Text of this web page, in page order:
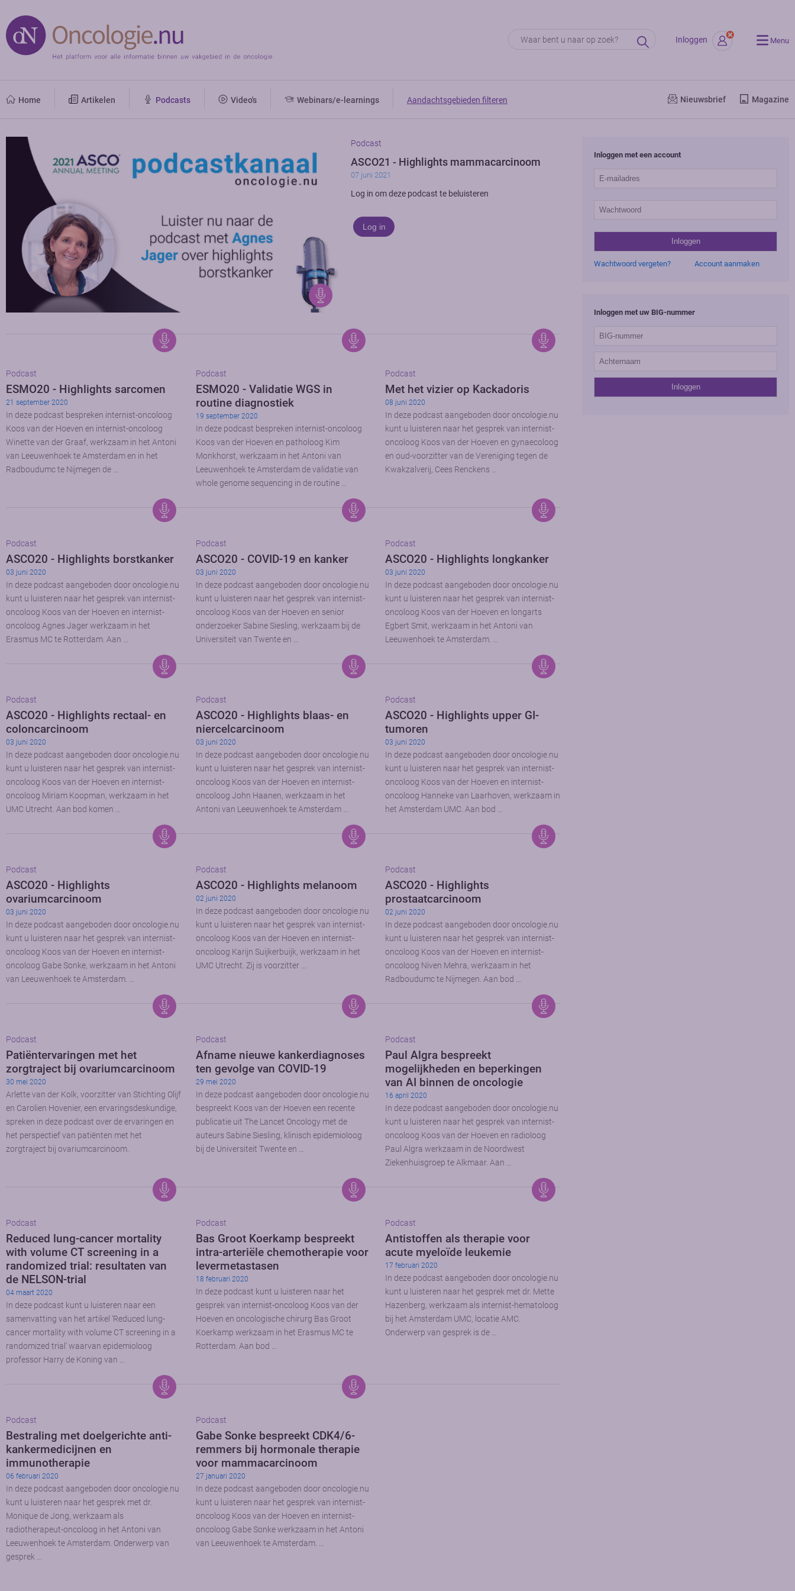
Inloggen Menu
Home Artikelen Podcasts Video's Webinars/e-learnings Aandachtsgebieden filteren Nieuwsbrief Magazine
Podcast
ASCO21 - Highlights mammacarcinoom
07 juni 2021
Log in om deze podcast te beluisteren
Log in
Podcast
ESMO20 - Highlights sarcomen
21 september 2020
In deze podcast bespreken internist-oncoloog
Koos van der Hoeven en internist-oncoloog
Winette van der Graaf, werkzaam in het Antoni
van Leeuwenhoek te Amsterdam en in het
Radboudumc te Nijmegen de …
Podcast
ESMO20 - Validatie WGS in
routine diagnostiek
19 september 2020
In deze podcast bespreken internist-oncoloog
Koos van der Hoeven en patholoog Kim
Monkhorst, werkzaam in het Antoni van
Leeuwenhoek te Amsterdam de validatie van
whole genome sequencing in de routine …
Podcast
Met het vizier op Kackadoris
08 juni 2020
In deze podcast aangeboden door oncologie.nu
kunt u luisteren naar het gesprek van internist-
oncoloog Koos van der Hoeven en gynaecoloog
en oud-voorzitter van de Vereniging tegen de
Kwakzalverij, Cees Renckens …
Podcast
ASCO20 - Highlights borstkanker
03 juni 2020
In deze podcast aangeboden door oncologie.nu
kunt u luisteren naar het gesprek van internist-
oncoloog Koos van der Hoeven en internist-
oncoloog Agnes Jager werkzaam in het
Erasmus MC te Rotterdam. Aan …
Podcast
ASCO20 - COVID-19 en kanker
03 juni 2020
In deze podcast aangeboden door oncologie.nu
kunt u luisteren naar het gesprek van internist-
oncoloog Koos van der Hoeven en senior
onderzoeker Sabine Siesling, werkzaam bij de
Universiteit van Twente en …
Podcast
ASCO20 - Highlights longkanker
03 juni 2020
In deze podcast aangeboden door oncologie.nu
kunt u luisteren naar het gesprek van internist-
oncoloog Koos van der Hoeven en longarts
Egbert Smit, werkzaam in het Antoni van
Leeuwenhoek te Amsterdam. …
Podcast
ASCO20 - Highlights rectaal- en
coloncarcinoom
03 juni 2020
In deze podcast aangeboden door oncologie.nu
kunt u luisteren naar het gesprek van internist-
oncoloog Koos van der Hoeven en internist-
oncoloog Miriam Koopman, werkzaam in het
UMC Utrecht. Aan bod komen …
Podcast
ASCO20 - Highlights blaas- en
niercelcarcinoom
03 juni 2020
In deze podcast aangeboden door oncologie.nu
kunt u luisteren naar het gesprek van internist-
oncoloog Koos van der Hoeven en internist-
oncoloog John Haanen, werkzaam in het
Antoni van Leeuwenhoek te Amsterdam …
Podcast
ASCO20 - Highlights upper GI-
tumoren
03 juni 2020
In deze podcast aangeboden door oncologie.nu
kunt u luisteren naar het gesprek van internist-
oncoloog Koos van der Hoeven en internist-
oncoloog Hanneke van Laarhoven, werkzaam in
het Amsterdam UMC. Aan bod …
Podcast
ASCO20 - Highlights
ovariumcarcinoom
03 juni 2020
In deze podcast aangeboden door oncologie.nu
kunt u luisteren naar het gesprek van internist-
oncoloog Koos van der Hoeven en internist-
oncoloog Gabe Sonke, werkzaam in het Antoni
van Leeuwenhoek te Amsterdam. …
Podcast
ASCO20 - Highlights melanoom
02 juni 2020
In deze podcast aangeboden door oncologie.nu
kunt u luisteren naar het gesprek van internist-
oncoloog Koos van der Hoeven en internist-
oncoloog Karijn Suijkerbuijk, werkzaam in het
UMC Utrecht. Zij is voorzitter …
Podcast
ASCO20 - Highlights
prostaatcarcinoom
02 juni 2020
In deze podcast aangeboden door oncologie.nu
kunt u luisteren naar het gesprek van internist-
oncoloog Koos van der Hoeven en internist-
oncoloog Niven Mehra, werkzaam in het
Radboudumc te Nijmegen. Aan bod …
Podcast
Patiëntervaringen met het
zorgtraject bij ovariumcarcinoom
30 mei 2020
Arlette van der Kolk, voorzitter van Stichting Olijf
en Carolien Hovenier, een ervaringsdeskundige,
spreken in deze podcast over de ervaringen en
het perspectief van patiënten met het
zorgtraject bij ovariumcarcinoom.
Podcast
Afname nieuwe kankerdiagnoses
ten gevolge van COVID-19
29 mei 2020
In deze podcast aangeboden door oncologie.nu
bespreekt Koos van der Hoeven een recente
publicatie uit The Lancet Oncology met de
auteurs Sabine Siesling, klinisch epidemioloog
bij de Universiteit Twente en …
Podcast
Paul Algra bespreekt
mogelijkheden en beperkingen
van AI binnen de oncologie
16 april 2020
In deze podcast aangeboden door oncologie.nu
kunt u luisteren naar het gesprek van internist-
oncoloog Koos van der Hoeven en radioloog
Paul Algra werkzaam in de Noordwest
Ziekenhuisgroep te Alkmaar. Aan …
Podcast
Reduced lung-cancer mortality
with volume CT screening in a
randomized trial: resultaten van
de NELSON-trial
04 maart 2020
In deze podcast kunt u luisteren naar een
samenvatting van het artikel ‘Reduced lung-
cancer mortality with volume CT screening in a
randomized trial’ waarvan epidemioloog
professor Harry de Koning van …
Podcast
Bas Groot Koerkamp bespreekt
intra-arteriële chemotherapie voor
levermetastasen
18 februari 2020
In deze podcast kunt u luisteren naar het
gesprek van internist-oncoloog Koos van der
Hoeven en oncologische chirurg Bas Groot
Koerkamp werkzaam in het Erasmus MC te
Rotterdam. Aan bod …
Podcast
Antistoffen als therapie voor
acute myeloïde leukemie
17 februari 2020
In deze podcast aangeboden door oncologie.nu
kunt u luisteren naar het gesprek met dr. Mette
Hazenberg, werkzaam als internist-hematoloog
bij het Amsterdam UMC, locatie AMC.
Onderwerp van gesprek is de …
Podcast
Bestraling met doelgerichte anti-
kankermedicijnen en
immunotherapie
06 februari 2020
In deze podcast aangeboden door oncologie.nu
kunt u luisteren naar het gesprek met dr.
Monique de Jong, werkzaam als
radiotherapeut-oncoloog in het Antoni van
Leeuwenhoek te Amsterdam. Onderwerp van
gesprek …
Podcast
Gabe Sonke bespreekt CDK4/6-
remmers bij hormonale therapie
voor mammacarcinoom
27 januari 2020
In deze podcast aangeboden door oncologie.nu
kunt u luisteren naar het gesprek van internist-
oncoloog Koos van der Hoeven en internist-
oncoloog Gabe Sonke werkzaam in het Antoni
van Leeuwenhoek te Amsterdam. …
Inloggen met een account
Wachtwoord vergeten? Account aanmaken
Inloggen met uw BIG-nummer